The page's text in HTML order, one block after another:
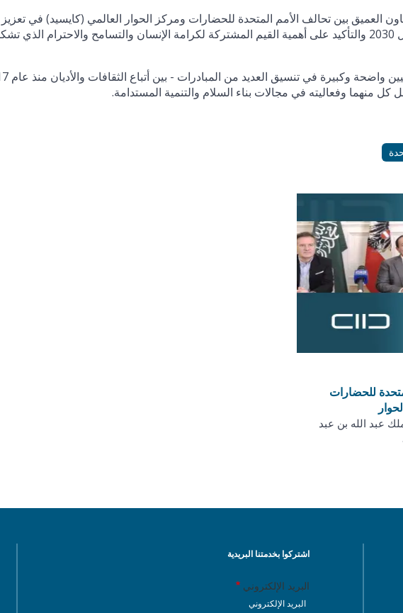
العميق بين تحالف الأمم المتحدة للحضارات ومركز الحوار العالمي (كايسيد) في تعزيز
الشراكات العالمية بشأن جدول أعمال 2030 والتأكيد على أهمية القيم المشتركة لكرامة الإنسان والتسامح والاحترام الذي
ويذكر أن جهود هذين الشريكين
كل منهما وفعاليته في مجالات بناء السلام والتنمية المستدامة.
للحضارات
عبد الله بن عبد
اشتركوا بخدمتنا البريدية
البريد الإلكتروني